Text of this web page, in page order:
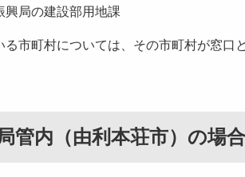
興局の建設部用地課
市町村については、その市町村が窓口と
管内（由利本荘市）の場